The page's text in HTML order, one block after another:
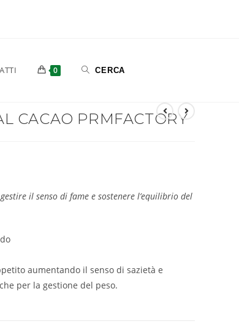
0
CACAO PRMFACTORY
il senso di fame e sostenere l’equilibrio del
aumentando il senso di sazietà e
per la gestione del peso.